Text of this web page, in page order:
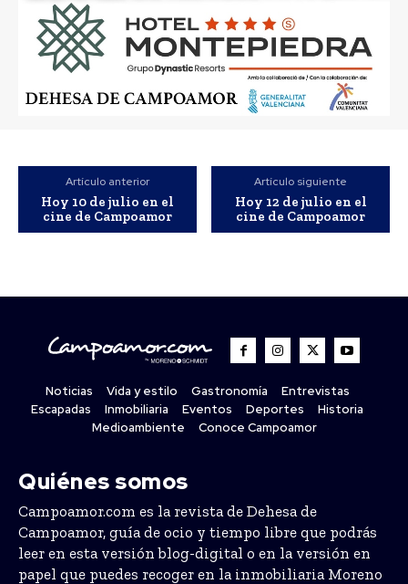
Artículo anterior
Hoy 10 de julio en el
cine de Campoamor
Artículo siguiente
Hoy 12 de julio en el
cine de Campoamor
Noticias Vida y estilo Gastronomía
Entrevistas
Escapadas
Inmobiliaria Eventos Deportes
Historia
Medioambiente
Conoce Campoamor
Quiénes somos
Campoamor.com es la revista de Dehesa de
Campoamor, guía de ocio y tiempo libre que podrás
leer en esta versión blog-digital o en la versión en
papel que puedes recoger en la inmobiliaria Moreno